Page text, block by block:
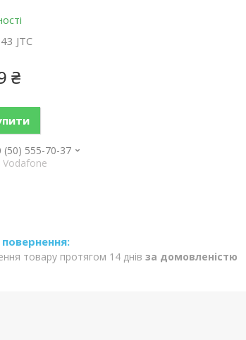
JTC
₴
(50) 555-70-37
Vodafone
товару протягом 14 днів за домовленістю